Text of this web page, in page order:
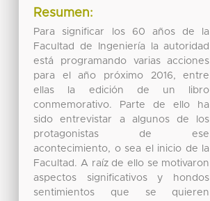
Resumen:
Para significar los 60 años de la
Facultad de Ingeniería la autoridad
está programando varias acciones
para el año próximo 2016, entre
ellas la edición de un libro
conmemorativo. Parte de ello ha
sido entrevistar a algunos de los
protagonistas de ese
acontecimiento, o sea el inicio de la
Facultad. A raíz de ello se motivaron
aspectos significativos y hondos
sentimientos que se quieren